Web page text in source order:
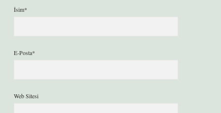
İsim*
E-Posta*
Web Sitesi